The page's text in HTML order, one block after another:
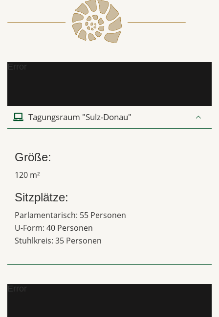
Error
Tagungsraum "Sulz-Donau"
Größe:
120 m²
Sitzplätze:
Parlamentarisch: 55 Personen
U-Form: 40 Personen
Stuhlkreis: 35 Personen
Error